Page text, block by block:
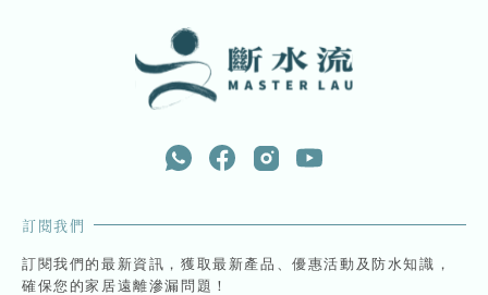
訂閱我們
訂閱我們的最新資訊，獲取最新產品、優惠活動及防水知識，
確保您的家居遠離滲漏問題！